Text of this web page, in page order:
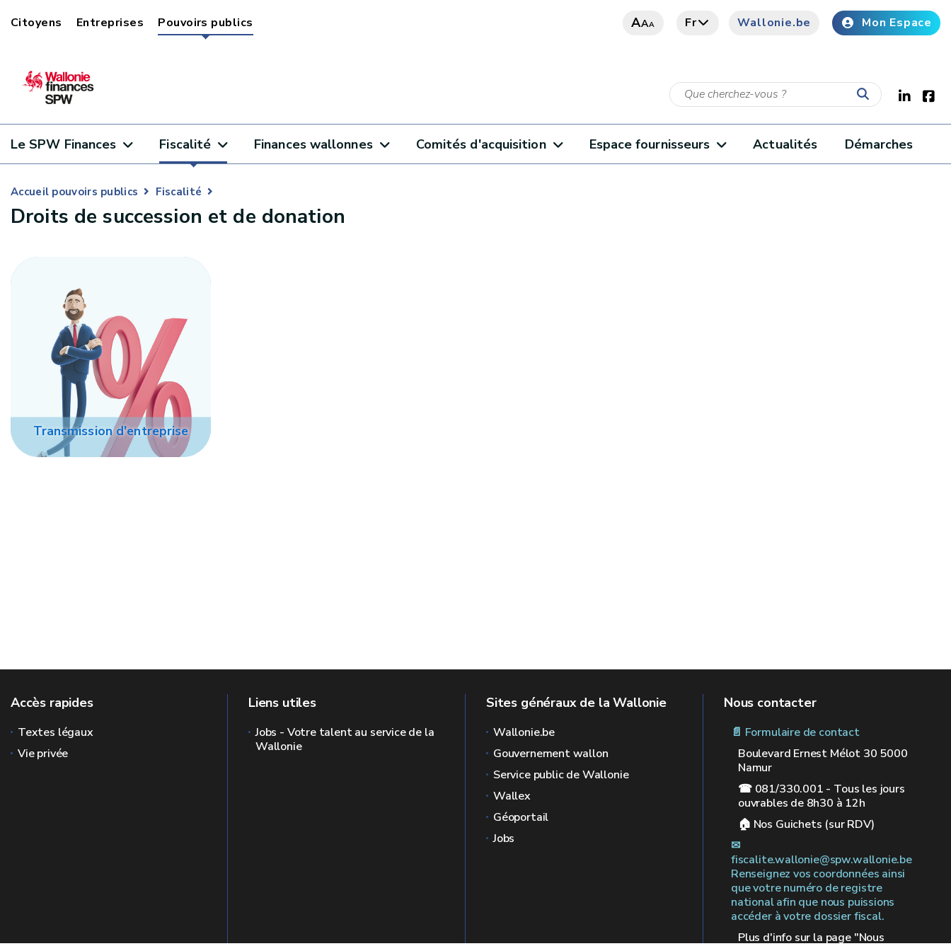
Citoyens Entreprises Pouvoirs publics AAA Fr Wallonie.be Mon Espace
Le SPW Finances Fiscalité Finances wallonnes Comités d'acquisition Espace fournisseurs Actualités Démarches
Accueil pouvoirs publics Fiscalité
Droits de succession et de donation
Transmission d'entreprise
Accès rapides
Textes légaux
Vie privée
Liens utiles
Jobs - Votre talent au service de la
Wallonie
Sites généraux de la Wallonie
Wallonie.be
Gouvernement wallon
Service public de Wallonie
Wallex
Géoportail
Jobs
Nous contacter
📄 Formulaire de contact
Boulevard Ernest Mélot 30 5000
Namur
☎ 081/330.001 - Tous les jours
ouvrables de 8h30 à 12h
🏠︎ Nos Guichets (sur RDV)
✉︎
fiscalite.wallonie@spw.wallonie.be
Renseignez vos coordonnées ainsi
que votre numéro de registre
national afin que nous puissions
accéder à votre dossier fiscal.
Plus d'info sur la page "Nous